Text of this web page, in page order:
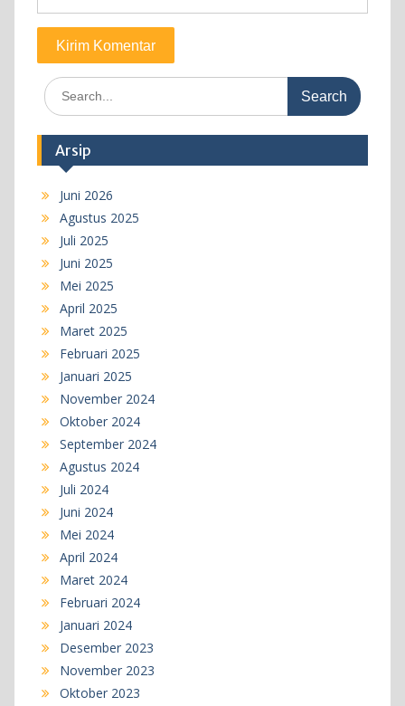
Search
for:
Arsip
Juni 2026
Agustus 2025
Juli 2025
Juni 2025
Mei 2025
April 2025
Maret 2025
Februari 2025
Januari 2025
November 2024
Oktober 2024
September 2024
Agustus 2024
Juli 2024
Juni 2024
Mei 2024
April 2024
Maret 2024
Februari 2024
Januari 2024
Desember 2023
November 2023
Oktober 2023